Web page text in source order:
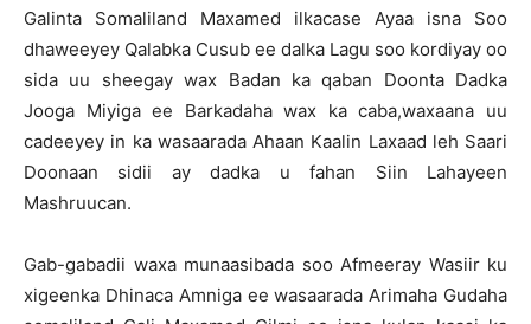
Galinta Somaliland Maxamed ilkacase Ayaa isna Soo
dhaweeyey Qalabka Cusub ee dalka Lagu soo kordiyay oo
sida uu sheegay wax Badan ka qaban Doonta Dadka
Jooga Miyiga ee Barkadaha wax ka caba,waxaana uu
cadeeyey in ka wasaarada Ahaan Kaalin Laxaad leh Saari
Doonaan sidii ay dadka u fahan Siin Lahayeen
Mashruucan.
Gab-gabadii waxa munaasibada soo Afmeeray Wasiir ku
xigeenka Dhinaca Amniga ee wasaarada Arimaha Gudaha